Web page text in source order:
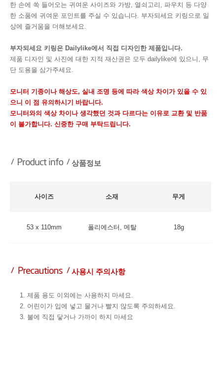
한 손에 쏙 들어오는 귀여운 사이즈와 가방, 열쇠고리, 파우치 등 다양
한 소품에 귀여운 포인트를 주실 수 있습니다. 부자되세요 키링으로 일
상에 즐거움을 더해보세요.
부자되세요 키링은 Dailylike에서 직접 디자인한 제품입니다.
제품 디자인 및 사진에 대한 지적 재산권은 모두 dailylike에 있으니, 무
단 도용을 삼가주세요.
모니터 기종이나 해상도, 실내 조명 등에 따라 색상 차이가 있을 수 있
으니 이 점 유의하시기 바랍니다.
모니터와의 색상 차이나 생각했던 것과 다르다는 이유로 교환 및 반품
이 불가합니다. 신중한 구매 부탁드립니다.
상품정보
사이즈 소재 무게
53 x 110mm 폴리에스터, 메탈 18g
사용시 주의사항
1. 제품 용도 이외에는 사용하지 마세요.
2. 어린이가 입에 넣고 물거나 빨지 않도록 주의하세요.
3. 불에 직접 닿거나 가까이 하지 마세요